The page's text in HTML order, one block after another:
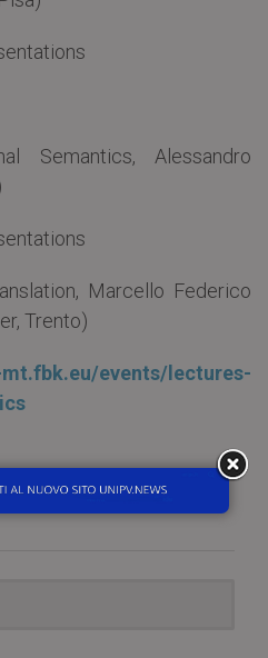
Semantics, Alessandro
Marcello Federico
Trento)
events/lectures-